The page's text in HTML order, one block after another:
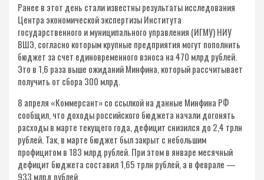
Ранее в этот день стали известны результаты исследования
Центра экономической экспертизы Института
государственного и муниципального управления (ИГМУ) НИУ
ВШЭ, согласно которым крупные предприятия могут пополнить
бюджет за счет единовременного взноса на 470 млрд рублей.
Это в 1,6 раза выше ожиданий Минфина, который рассчитывает
получить от сбора 300 млрд.
8 апреля «Коммерсант» со ссылкой на данные Минфина РФ
сообщил, что доходы российского бюджета начали догонять
расходы в марте текущего года, дефицит снизился до 2,4 трлн
рублей. Так, в марте бюджет был закрыт с небольшим
профицитом в 183 млрд рублей. При этом в январе месячный
дефицит бюджета составил 1,65 трлн рублей, а в феврале —
933 млрд рублей.